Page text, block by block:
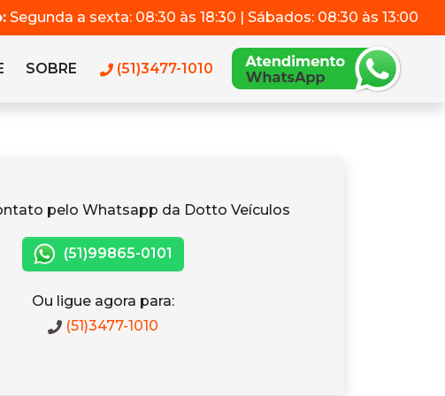
Segunda a sexta: 08:30 às 18:30 | Sábados: 08:30 às 13:00
SOBRE (51)3477-1010
pelo Whatsapp da Dotto Veículos
(51)99865-0101
Ou ligue agora para:
(51)3477-1010